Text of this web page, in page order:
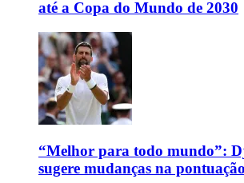
até a Copa do Mundo de 2030
“Melhor para todo mundo”:
sugere mudanças na pontuação